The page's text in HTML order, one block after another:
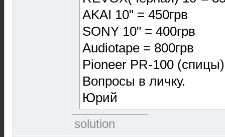
AKAI 10" = 450грв
SONY 10" = 400грв
Audiotape = 800грв
Pioneer PR-100
Вопросы в личку.
Юрий
solution